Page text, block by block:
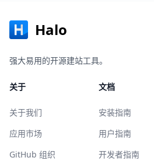
Halo
强大易用的开源建站工具。
关于
关于我们
应用市场
GitHub 组织
文档
安装指南
用户指南
开发者指南